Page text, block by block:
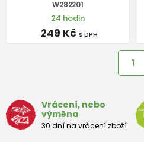
W282201
24 hodin
249 Kč s DPH
1
Vrácení, nebo
výměna
30 dní na vrácení zboží